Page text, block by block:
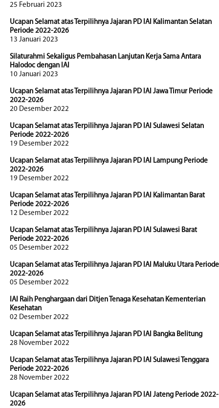
25 Februari 2023
Ucapan Selamat atas Terpilihnya Jajaran PD IAI Kalimantan Selatan
Periode 2022-2026
13 Januari 2023
Silaturahmi Sekaligus Pembahasan Lanjutan Kerja Sama Antara
Halodoc dengan IAI
10 Januari 2023
Ucapan Selamat atas Terpilihnya Jajaran PD IAI Jawa Timur Periode
2022-2026
20 Desember 2022
Ucapan Selamat atas Terpilihnya Jajaran PD IAI Sulawesi Selatan
Periode 2022-2026
19 Desember 2022
Ucapan Selamat atas Terpilihnya Jajaran PD IAI Lampung Periode
2022-2026
19 Desember 2022
Ucapan Selamat atas Terpilihnya Jajaran PD IAI Kalimantan Barat
Periode 2022-2026
12 Desember 2022
Ucapan Selamat atas Terpilihnya Jajaran PD IAI Sulawesi Barat
Periode 2022-2026
05 Desember 2022
Ucapan Selamat atas Terpilihnya Jajaran PD IAI Maluku Utara Periode
2022-2026
05 Desember 2022
IAI Raih Penghargaan dari Ditjen Tenaga Kesehatan Kementerian
Kesehatan
02 Desember 2022
Ucapan Selamat atas Terpilihnya Jajaran PD IAI Bangka Belitung
28 November 2022
Ucapan Selamat atas Terpilihnya Jajaran PD IAI Sulawesi Tenggara
Periode 2022-2026
28 November 2022
Ucapan Selamat atas Terpilihnya Jajaran PD IAI Jateng Periode 2022-
2026